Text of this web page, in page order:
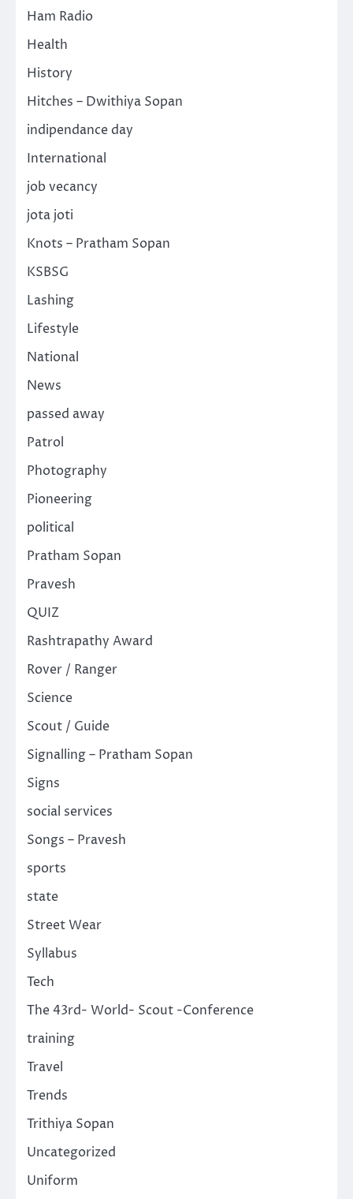
Ham Radio
Health
History
Hitches – Dwithiya Sopan
indipendance day
International
job vecancy
jota joti
Knots – Pratham Sopan
KSBSG
Lashing
Lifestyle
National
News
passed away
Patrol
Photography
Pioneering
political
Pratham Sopan
Pravesh
QUIZ
Rashtrapathy Award
Rover / Ranger
Science
Scout / Guide
Signalling – Pratham Sopan
Signs
social services
Songs – Pravesh
sports
state
Street Wear
Syllabus
Tech
The 43rd- World- Scout -Conference
training
Travel
Trends
Trithiya Sopan
Uncategorized
Uniform